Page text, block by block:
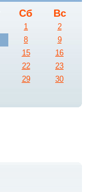
Сб Вс
1
2
8
9
15
16
22
23
29
30